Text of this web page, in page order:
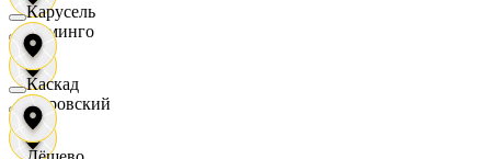
Доминго
Кировский
Карусель
Каскад